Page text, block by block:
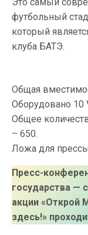
футбольный
который
клуба БАТЭ.
Общая
Оборудовано
Общее
– 650.
Ложа для
Пресс-
государства —
акции «Открой
здесь!»